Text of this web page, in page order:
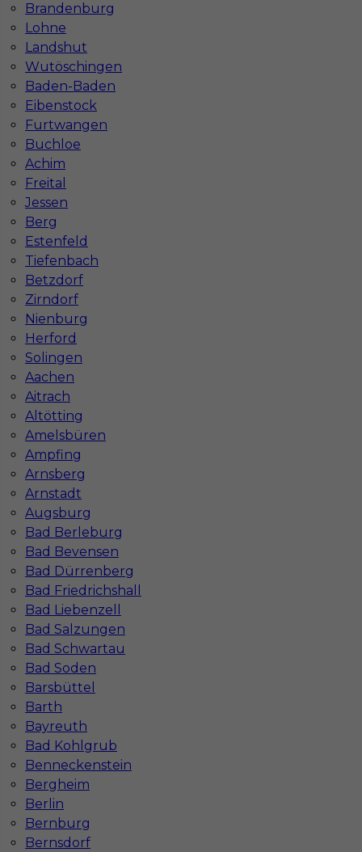
Brandenburg
Lohne
Landshut
Wutöschingen
Baden-Baden
Eibenstock
Furtwangen
Buchloe
Achim
Freital
Jessen
Berg
Estenfeld
Tiefenbach
Betzdorf
Zirndorf
Nienburg
Herford
Solingen
Aachen
Aitrach
Altötting
Amelsbüren
Ampfing
Arnsberg
Arnstadt
Augsburg
Bad Berleburg
Bad Bevensen
Bad Dürrenberg
Bad Friedrichshall
Bad Liebenzell
Bad Salzungen
Bad Schwartau
Bad Soden
Barsbüttel
Barth
Bayreuth
Bad Kohlgrub
Benneckenstein
Bergheim
Berlin
Bernburg
Bernsdorf
Mapa ofert pracy
Mapa kategorii
Informacje w sprawie pracy
Telefon:793-577-977
Dane firmy
In-Serv Team Sp. z o.o.
ul. Bóżnicza 15/6
61-751 Poznań, Polen
NIP: PL7831822725
REGON: 386807002
Administracja
ul. Murawa 12-18 E1
61-655 Poznań
Tel:+48 795 988 288
Deutsch:+49 1523 7988729
E-mail: info@inserv.com.pl
Działamy również w miastach:
Warszawie
Katowicach
Lublinie
Częstochowie